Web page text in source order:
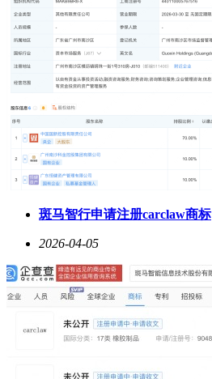
斑马智行申请注册carclaw商标
2026-04-05